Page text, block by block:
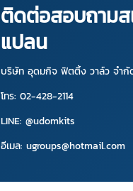
ติดต่อสอบถามส
แปลน
บริษัท อุดมกิจ ฟิตติ้ง วาล์ว จำกั
โทร: 02-428-2114
LINE: @udomkits
อีเมล: ugroups@hotmail.com